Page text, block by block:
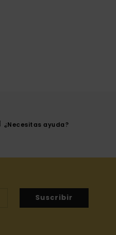
¿Necesitas ayuda?
Suscribir